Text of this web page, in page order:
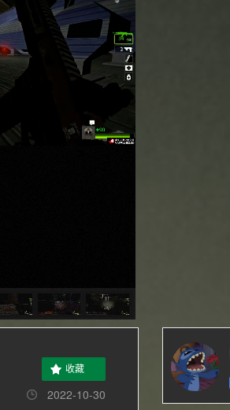
收藏
2022-10-30